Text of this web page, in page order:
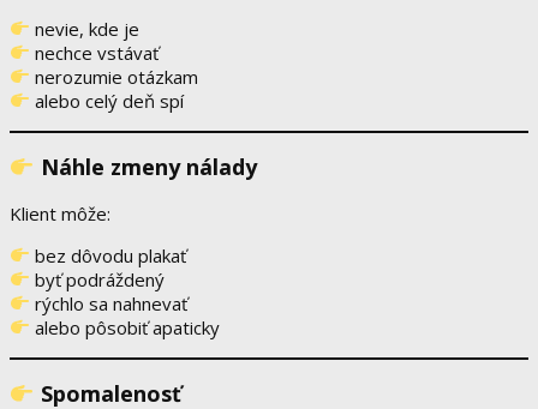
nevie, kde je
nechce vstávať
nerozumie otázkam
alebo celý deň spí
Náhle zmeny nálady
Klient môže:
bez dôvodu plakať
byť podráždený
rýchlo sa nahnevať
alebo pôsobiť apaticky
Spomalenosť